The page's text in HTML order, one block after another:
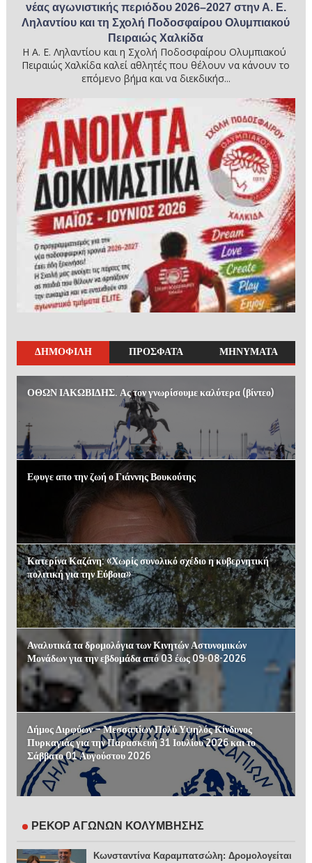
νέας αγωνιστικής περιόδου 2026–2027 στην Α. Ε.
Ληλαντίου και τη Σχολή Ποδοσφαίρου Ολυμπιακού
Πειραιώς Χαλκίδα
Η Α. Ε. Ληλαντίου και η Σχολή Ποδοσφαίρου Ολυμπιακού
Πειραιώς Χαλκίδα καλεί αθλητές που θέλουν να κάνουν το
επόμενο βήμα και να διεκδικήσ...
ΔΗΜΟΦΙΛΗ ΠΡΟΣΦΑΤΑ ΜΗΝΥΜΑΤΑ
ΟΘΩΝ ΙΑΚΩΒΙΔΗΣ. Ας τον γνωρίσουμε καλύτερα (βίντεο)
Εφυγε απο την ζωή ο Γιάννης Βουκούτης
Κατερίνα Καζάνη: «Χωρίς συνολικό σχέδιο η κυβερνητική
πολιτική για την Εύβοια»
Αναλυτικά τα δρομολόγια των Κινητών Αστυνομικών
Μονάδων για την εβδομάδα από 03 έως 09-08-2026
Δήμος Διρφύων – Μεσσαπίων Πολύ Υψηλός Κίνδυνος
Πυρκαγιάς για την Παρασκευή 31 Ιουλίου 2026 και το
Σάββατο 01 Αυγούστου 2026
ΡΕΚΟΡ ΑΓΩΝΩΝ ΚΟΛΥΜΒΗΣΗΣ
Κωνσταντίνα Καραμπατσώλη: Δρομολογείται